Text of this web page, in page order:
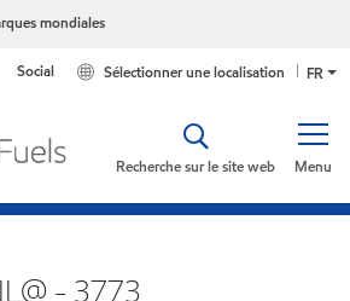
mondiales
FR
Sélectionner une localisation
Social
Menu
Recherche sur le site web
- 3773